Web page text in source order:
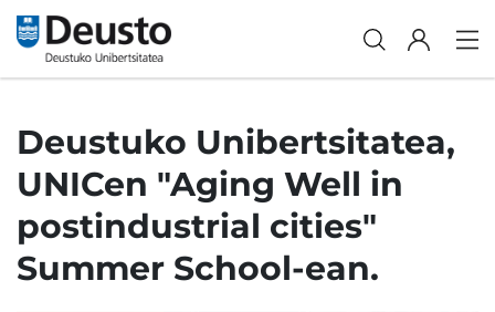
Deustuko Unibertsitatea,
UNICen "Aging Well in
postindustrial cities"
Summer School-ean.